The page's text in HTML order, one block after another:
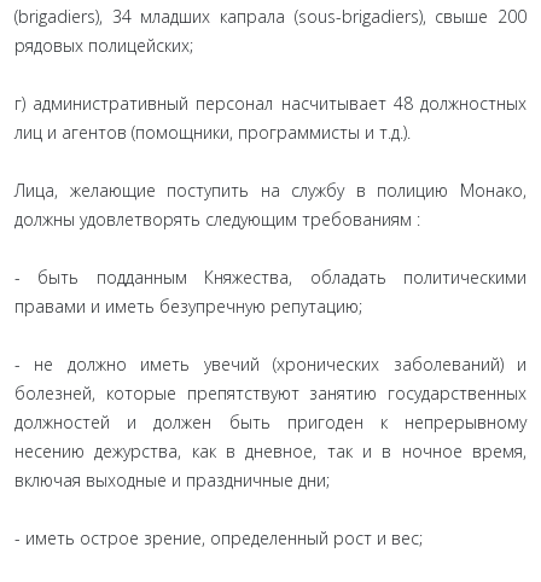
(brigadiers), 34 младших капрала (sous-brigadiers), свыше 200
рядовых полицейских;
г) административный персонал насчитывает 48 должностных
лиц и агентов (помощники, программисты и т.д.).
Лица, желающие поступить на службу в полицию Монако,
должны удовлетворять следующим требованиям :
- быть подданным Княжества, обладать политическими
правами и иметь безупречную репутацию;
- не должно иметь увечий (хронических заболеваний) и
болезней, которые препятствуют занятию государственных
должностей и должен быть пригоден к непрерывному
несению дежурства, как в дневное, так и в ночное время,
включая выходные и праздничные дни;
- иметь острое зрение, определенный рост и вес;